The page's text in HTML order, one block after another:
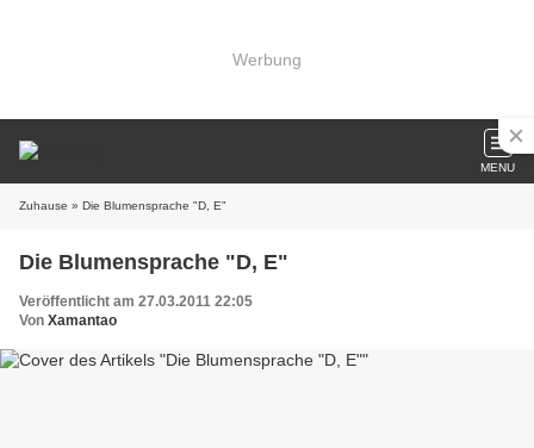
Werbung
MENU
Zuhause » Die Blumensprache "D, E"
Die Blumensprache "D, E"
Veröffentlicht am 27.03.2011 22:05
Von Xamantao